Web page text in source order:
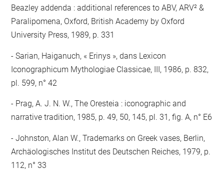
Beazley addenda : additional references to ABV, ARV² &
Paralipomena, Oxford, British Academy by Oxford
University Press, 1989, p. 331
Sarian, Haiganuch, « Erinys », dans Lexicon
Iconographicum Mythologiae Classicae, III, 1986, p. 832,
pl. 599, n° 42
Prag, A. J. N. W., The Oresteia : iconographic and
narrative tradition, 1985, p. 49, 50, 145, pl. 31, fig. A, n° E6
Johnston, Alan W., Trademarks on Greek vases, Berlin,
Archäologisches Institut des Deutschen Reiches, 1979, p.
112, n° 33